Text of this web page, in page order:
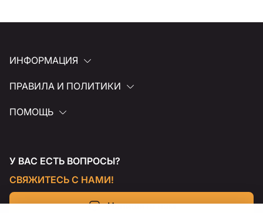
ИНФОРМАЦИЯ
ПРАВИЛА И ПОЛИТИКИ
ПОМОЩЬ
У ВАС ЕСТЬ ВОПРОСЫ?
СВЯЖИТЕСЬ С НАМИ!
Напишите нам